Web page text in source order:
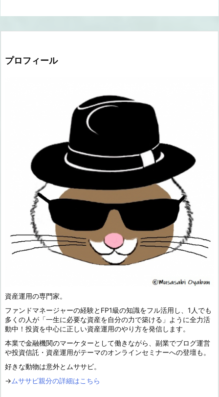
プロフィール
資産運用の専門家。
ファンドマネージャーの経験とFP1級の知識をフル活用し、1人でも
多くの人が「一生に必要な資産を自分の力で築ける」ように全力活
動中！投資を中心に正しい資産運用のやり方を発信します。
本業で金融機関のマーケターとして働きながら、副業でブログ運営
や投資信託・資産運用がテーマのオンラインセミナーへの登壇も。
好きな動物は意外とムササビ。
→ ムササビ親分の詳細はこちら